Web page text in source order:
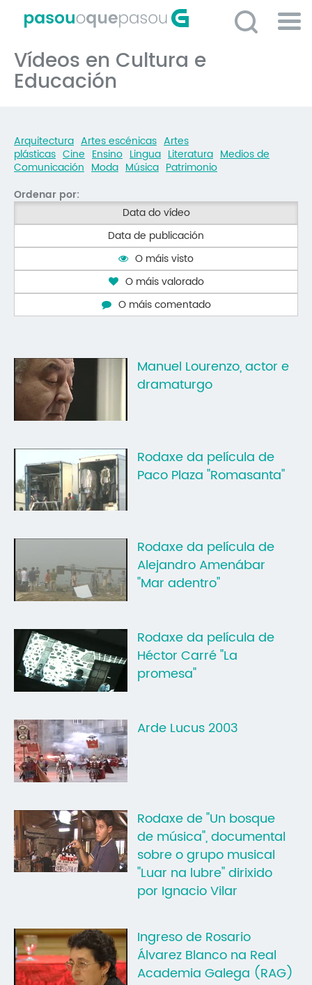
contido
Vídeos en Cultura e
Educación
Arquitectura Artes escénicas Artes
plásticas Cine Ensino Lingua Literatura Medios de
Comunicación Moda Música Patrimonio
Ordenar por:
Data do vídeo
Data de publicación
O máis visto
O máis valorado
O máis comentado
Manuel Lourenzo, actor e
dramaturgo
Rodaxe da película de
Paco Plaza "Romasanta"
Rodaxe da película de
Alejandro Amenábar
"Mar adentro"
Rodaxe da película de
Héctor Carré "La
promesa"
Arde Lucus 2003
Rodaxe de "Un bosque
de música", documental
sobre o grupo musical
"Luar na lubre" dirixido
por Ignacio Vilar
Ingreso de Rosario
Álvarez Blanco na Real
Academia Galega (RAG)